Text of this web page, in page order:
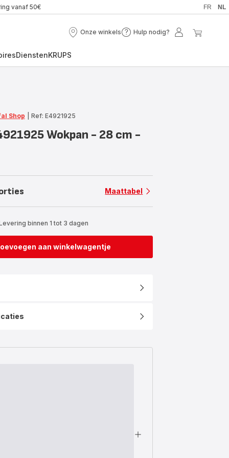
vanaf 50€ FR NL
Onze winkels
Onze
Hulp nodig?
Hulp
Mijn
DienstenKRUPS
Shop Ref: E4921925
Wokpan - 28 cm -
Maattabel
binnen 1 tot 3 dagen
aan winkelwagentje